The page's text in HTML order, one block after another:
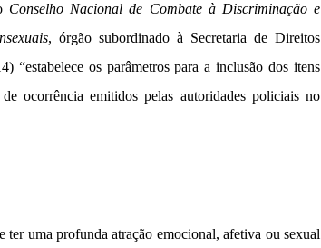
Conselho Nacional de Combate à Discriminação e
, órgão subordinado à Secretaria de Direitos
“estabelece os parâmetros para a inclusão dos itens
de ocorrência emitidos pelas autoridades policiais no
ter uma profunda atração emocional, afetiva ou sexual